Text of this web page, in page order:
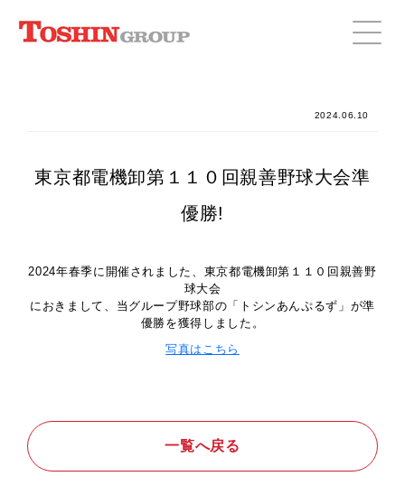
2024.06.10
東京都電機卸第１１０回親善野球大会準
優勝!
2024年春季に開催されました、東京都電機卸第１１０回親善野
球大会
におきまして、当グループ野球部の「トシンあんぷるず」が準
優勝を獲得しました。
写真はこちら
一覧へ戻る